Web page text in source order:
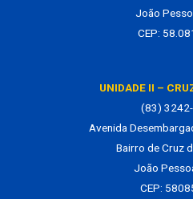
João
CEP:
UNIDADE II –
(83)
Avenida
Bairro de Cruz
João
CEP: